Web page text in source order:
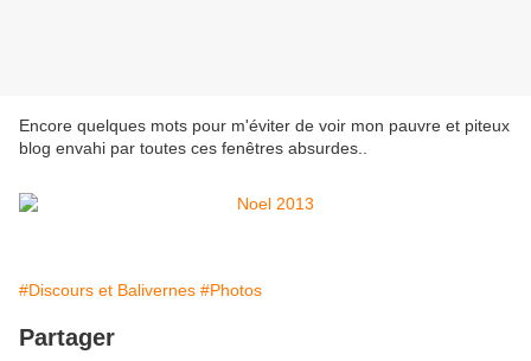
Encore quelques mots pour m'éviter de voir mon pauvre et piteux
blog envahi par toutes ces fenêtres absurdes..
#Discours et Balivernes #Photos
Partager